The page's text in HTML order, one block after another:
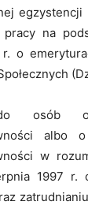
egzystencji
na
o
osób o
albo
w
1997 r.